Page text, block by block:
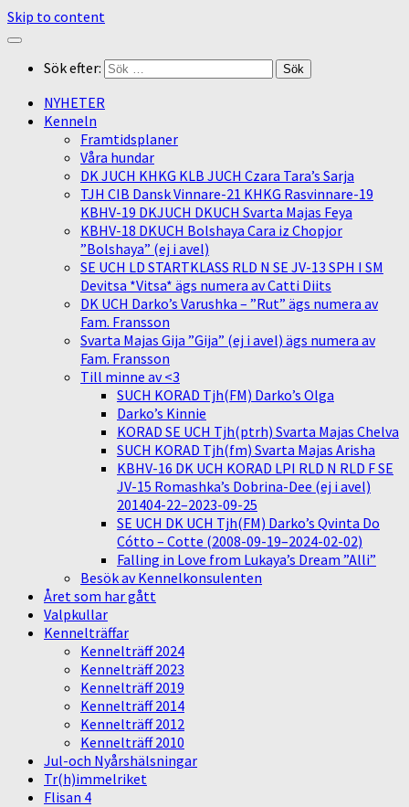
Skip to content
Sök efter:
NYHETER
Kenneln
Framtidsplaner
Våra hundar
DK JUCH KHKG KLB JUCH Czara Tara’s Sarja
TJH CIB Dansk Vinnare-21 KHKG Rasvinnare-19
KBHV-19 DKJUCH DKUCH Svarta Majas Feya
KBHV-18 DKUCH Bolshaya Cara iz Chopjor
”Bolshaya” (ej i avel)
SE UCH LD STARTKLASS RLD N SE JV-13 SPH I SM
Devitsa *Vitsa* ägs numera av Catti Diits
DK UCH Darko’s Varushka – ”Rut” ägs numera av
Fam. Fransson
Svarta Majas Gija ”Gija” (ej i avel) ägs numera av
Fam. Fransson
Till minne av <3
SUCH KORAD Tjh(FM) Darko’s Olga
Darko’s Kinnie
KORAD SE UCH Tjh(ptrh) Svarta Majas Chelva
SUCH KORAD Tjh(fm) Svarta Majas Arisha
KBHV-16 DK UCH KORAD LPI RLD N RLD F SE
JV-15 Romashka’s Dobrina-Dee (ej i avel)
201404-22–2023-09-25
SE UCH DK UCH Tjh(FM) Darko’s Qvinta Do
Cótto – Cotte (2008-09-19–2024-02-02)
Falling in Love from Lukaya’s Dream ”Alli”
Besök av Kennelkonsulenten
Året som har gått
Valpkullar
Kennelträffar
Kennelträff 2024
Kennelträff 2023
Kennelträff 2019
Kennelträff 2014
Kennelträff 2012
Kennelträff 2010
Jul-och Nyårshälsningar
Tr(h)immelriket
Flisan 4